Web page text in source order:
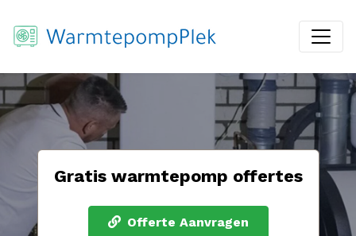
Gratis warmtepomp offertes
Offerte Aanvragen